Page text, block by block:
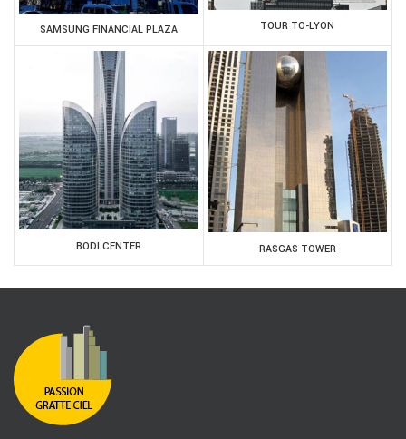
SAMSUNG FINANCIAL PLAZA TOUR TO-LYON
BODI CENTER RASGAS TOWER